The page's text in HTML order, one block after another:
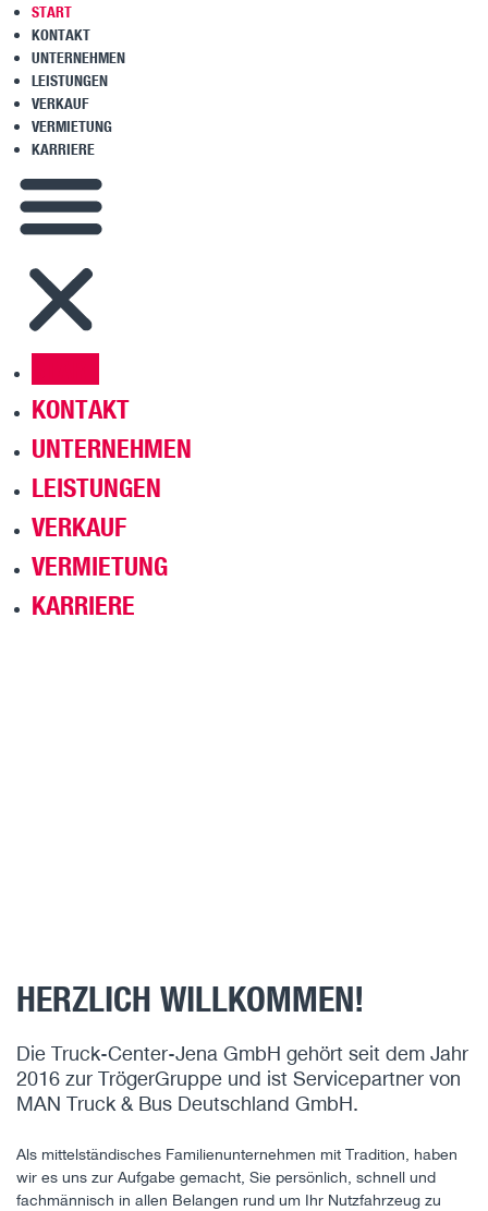
START
KONTAKT
UNTERNEHMEN
LEISTUNGEN
VERKAUF
VERMIETUNG
KARRIERE
KONTAKT
UNTERNEHMEN
LEISTUNGEN
VERKAUF
VERMIETUNG
KARRIERE
HERZLICH WILLKOMMEN!
Die Truck-Center-Jena GmbH gehört seit dem Jahr
2016 zur TrögerGruppe und ist Servicepartner von
MAN Truck & Bus Deutschland GmbH.
Als mittelständisches Familienunternehmen mit Tradition, haben
wir es uns zur Aufgabe gemacht, Sie persönlich, schnell und
fachmännisch in allen Belangen rund um Ihr Nutzfahrzeug zu